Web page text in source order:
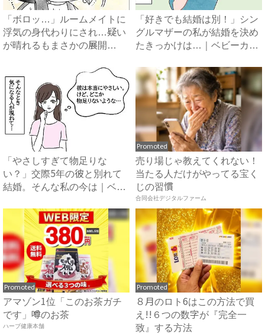
「ボロッ…」ルームメイトに
浮気の身代わりにされ…疑い
が晴れるもまさかの展開
「好きでも結婚は別！」シン
グルマザーの私が結婚を決め
たきっかけは…｜ベビーカレ
「やさしすぎて物足りな
い？」交際5年の彼と別れて
結婚。そんな私の今は｜ベビ
Promoted
売り場じゃ教えてくれない！
当たる人だけがやってる宝く
じの習慣
合同会社デジタルファーム
Promoted
アマゾン1位「このお茶ガチ
です」噂のお茶
ハーブ健康本舗
Promoted
８月のロト6はこの方法で買
え!!６つの数字が『完全一
致』する方法